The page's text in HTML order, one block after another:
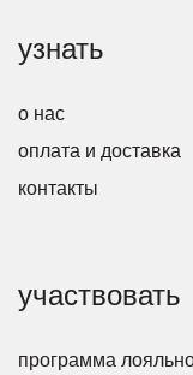
узнать
о нас
оплата и доставка
контакты
участвовать
программа